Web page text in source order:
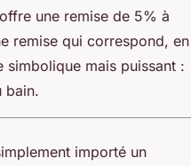
une remise de 5% à
remise qui correspond, en
simbolique mais puissant :
bain.
importé un